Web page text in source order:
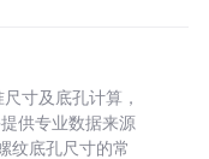
寸及底孔计算，
供专业数据来源
纹底孔尺寸的常